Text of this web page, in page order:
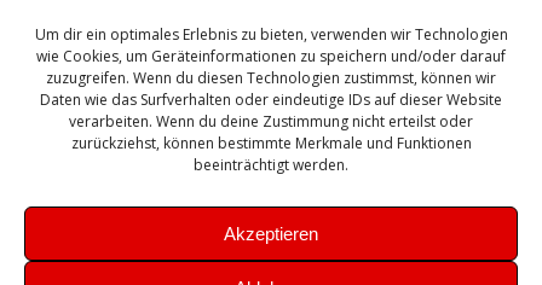
Um dir ein optimales Erlebnis zu bieten, verwenden wir Technologien
wie Cookies, um Geräteinformationen zu speichern und/oder darauf
zuzugreifen. Wenn du diesen Technologien zustimmst, können wir
Daten wie das Surfverhalten oder eindeutige IDs auf dieser Website
verarbeiten. Wenn du deine Zustimmung nicht erteilst oder
zurückziehst, können bestimmte Merkmale und Funktionen
beeinträchtigt werden.
Akzeptieren
Sanierung SBS Security Server Sicherheit
Sicherung SIEM Sophos SSL Ubuntu
Update Upgrade UTM VCenter VCSA Veeam
VMWare VPN WAZUH Windows
Zertifikat